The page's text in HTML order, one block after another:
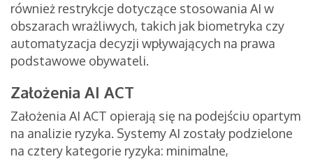
również restrykcje dotyczące stosowania AI w
obszarach wrażliwych, takich jak biometryka czy
automatyzacja decyzji wpływających na prawa
podstawowe obywateli.
Założenia AI ACT
Założenia AI ACT opierają się na podejściu opartym
na analizie ryzyka. Systemy AI zostały podzielone
na cztery kategorie ryzyka: minimalne,